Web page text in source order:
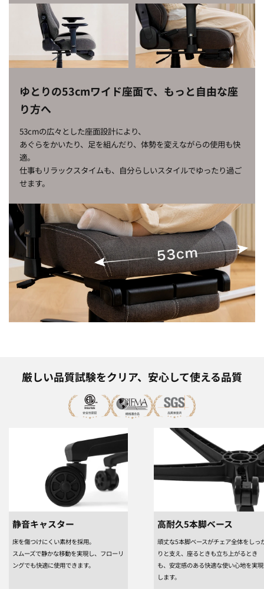
ゆとりの53cmワイド座面で、もっと自由な座
り方へ
53cmの広々とした座面設計により、
あぐらをかいたり、足を組んだり、体勢を変えながらの使用も快
適。
仕事もリラックスタイムも、自分らしいスタイルでゆったり過ご
せます。
厳しい品質試験をクリア、安心して使える品質
静音キャスター
床を傷つけにくい素材を採用。
スムーズで静かな移動を実現し、フローリ
ングでも快適に使用できます。
高耐久5本脚ベース
頑丈な5本脚ベースがチェア全体をしっ
りと支え、座るときも立ち上がるとき
も、安定感のある快適な使い心地を実現
します。